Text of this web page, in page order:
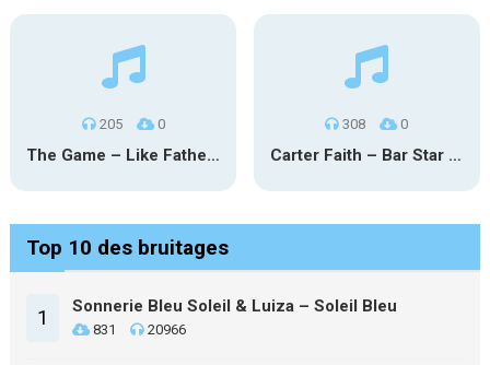
205 0
The Game – Like Father Like Daughter
308 0
Carter Faith – Bar Star Vevo
Top 10 des bruitages
1 Sonnerie Bleu Soleil & Luiza – Soleil Bleu
831 20966